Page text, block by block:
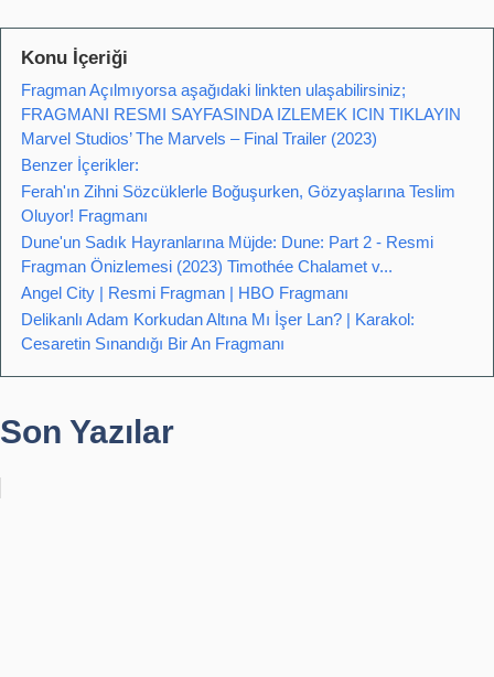
Konu İçeriği
Fragman Açılmıyorsa aşağıdaki linkten ulaşabilirsiniz;
FRAGMANI RESMI SAYFASINDA IZLEMEK ICIN TIKLAYIN
Marvel Studios’ The Marvels – Final Trailer (2023)
Benzer İçerikler:
Ferah'ın Zihni Sözcüklerle Boğuşurken, Gözyaşlarına Teslim
Oluyor! Fragmanı
Dune'un Sadık Hayranlarına Müjde: Dune: Part 2 - Resmi
Fragman Önizlemesi (2023) Timothée Chalamet v...
Angel City | Resmi Fragman | HBO Fragmanı
Delikanlı Adam Korkudan Altına Mı İşer Lan? | Karakol:
Cesaretin Sınandığı Bir An Fragmanı
Son Yazılar